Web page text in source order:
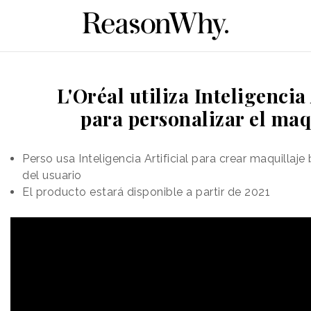
L'Oréal utiliza
para personalizar el
Perso usa Inteligencia Artificial para crear
del usuario
El producto estará disponible a partir de 2021